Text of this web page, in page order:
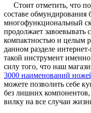
Стоит отметить, что
составе
многофункциональный
продолжает завоевывать
компактностью и целым
данном разделе
такой инструмент
силу того, что наш
3000 наименований
можете позволить себе
без лишних
вилку на все случаи